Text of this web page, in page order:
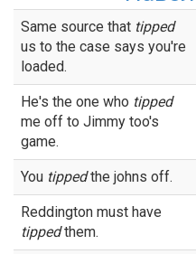
Same source that tipped
us to the case says you're
loaded.
He's the one who tipped
me off to Jimmy too's
game.
You tippedthe johns off.
Reddington must have
tippedthem.